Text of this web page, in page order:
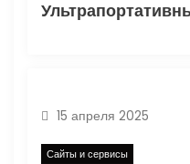
п
я
15 апреля 2025
Сайты и сервисы